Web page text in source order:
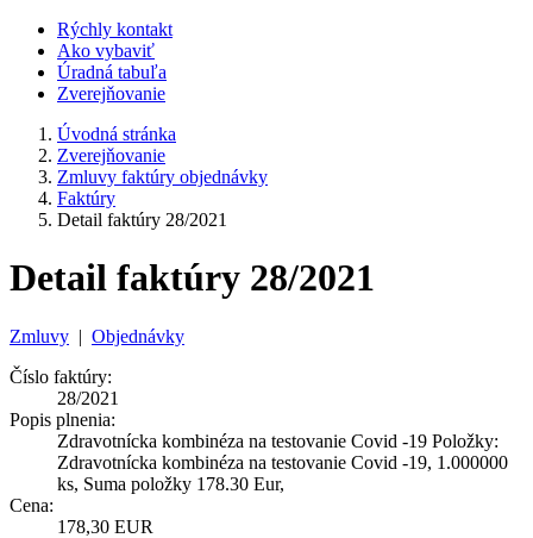
Rýchly kontakt
Ako vybaviť
Úradná tabuľa
Zverejňovanie
Úvodná stránka
Zverejňovanie
Zmluvy faktúry objednávky
Faktúry
Detail faktúry 28/2021
Detail faktúry 28/2021
Zmluvy | Objednávky
Číslo faktúry:
28/2021
Popis plnenia:
Zdravotnícka kombinéza na testovanie Covid -19 Položky:
Zdravotnícka kombinéza na testovanie Covid -19, 1.000000
ks, Suma položky 178.30 Eur,
Cena:
178,30 EUR